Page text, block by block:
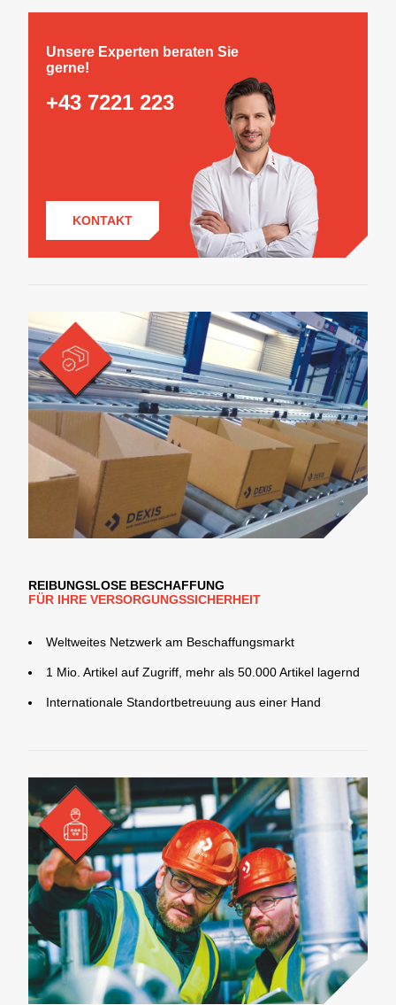
Unsere Experten beraten Sie
gerne!
+43 7221 223
KONTAKT
REIBUNGSLOSE BESCHAFFUNG
FÜR IHRE VERSORGUNGSSICHERHEIT
Weltweites Netzwerk am Beschaffungsmarkt
1 Mio. Artikel auf Zugriff, mehr als 50.000 Artikel lagernd
Internationale Standortbetreuung aus einer Hand